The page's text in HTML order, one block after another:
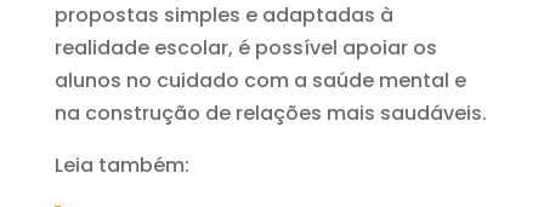
propostas simples e adaptadas à
realidade escolar, é possível apoiar os
alunos no cuidado com a saúde mental e
na construção de relações mais saudáveis.
Leia também: